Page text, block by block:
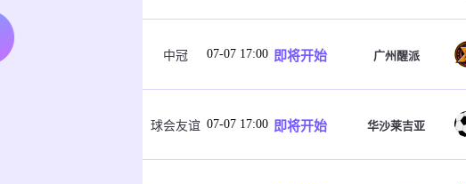
中冠 07-07 17:00 即将开始 广州醒派
球会友谊 07-07 17:00 即将开始 华沙莱吉亚